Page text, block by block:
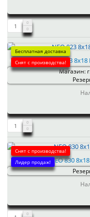
Бесплатная доставка
Снят с производства!NEO 823 8x18
Магазин:
Снят с производства!
Лидер продаж!NEO 830